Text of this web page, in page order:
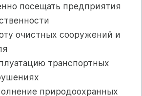
посещать предприятия
очистных сооружений и
транспортных
природоохранных